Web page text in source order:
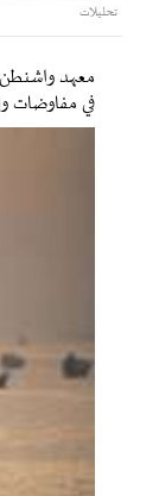
تحليلات
معهد
في مفاوضات